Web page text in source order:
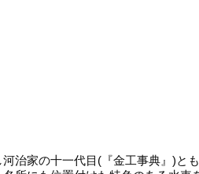
治家の十一代目(『金工事典』)と